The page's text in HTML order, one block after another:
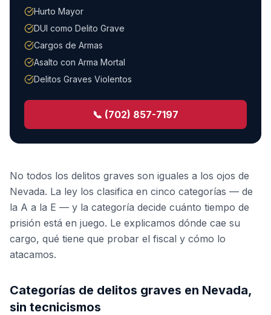
Hurto Mayor
DUI como Delito Grave
Cargos de Armas
Asalto con Arma Mortal
Delitos Graves Violentos
📞 (702) 857-7197
No todos los delitos graves son iguales a los ojos de
Nevada. La ley los clasifica en cinco categorías — de
la A a la E — y la categoría decide cuánto tiempo de
prisión está en juego. Le explicamos dónde cae su
cargo, qué tiene que probar el fiscal y cómo lo
atacamos.
Categorías de delitos graves en Nevada,
sin tecnicismos